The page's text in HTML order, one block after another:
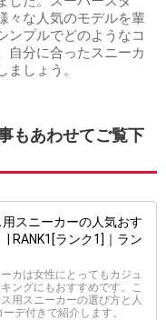
々な人気のモデルを輩
ンプルでどのようなコ
自分に合ったスニーカ
しょう。
もあわせてご覧下
スニーカーの人気おす
RANK1[ランク1]｜ラン
カは女性にとってもカジュ
ングにもおすすめです。こ
用スニーカーの選び方と人
デ付きで紹介します。